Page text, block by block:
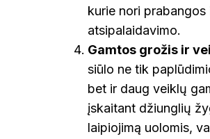
kurie nori prabangos
atsipalaidavimo.
Gamtos grožis ir
siūlo ne tik
bet ir daug veiklų
įskaitant džiunglių
laipiojimą uolomis,